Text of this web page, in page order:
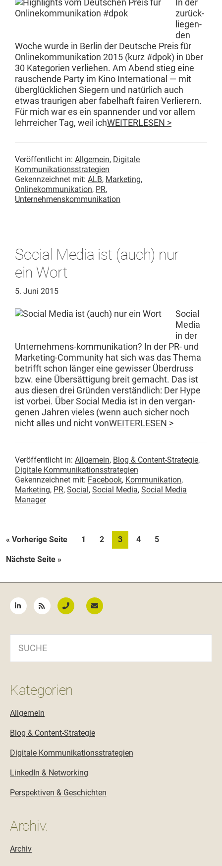
In der
zurück­
liegen­
den
Woche wurde in Berlin der Deutsche Preis für
Onlinekom­mu­nika­tion 2015 (kurz #dpok) in über
30 Kat­e­gorien ver­liehen. Am Abend stieg eine
rauschende Par­ty im Kino Inter­na­tion­al — mit
über­glück­lichen Siegern und natür­lich auch
etwas trau­ri­gen aber fabel­haft fairen Ver­lier­ern.
Für mich war es ein span­nen­der und vor allem
lehrre­ich­er Tag, weil ichWEITERLESEN >
Veröffentlicht in: Allgemein, Digitale
Kommunikationsstrategien
Gekennzeichnet mit: ALB, Marketing,
Onlinekommunikation, PR,
Unternehmenskommunikation
Social Media ist (auch) nur
ein Wort
5. Juni 2015
Social
Media
in der
Unternehmens-kom­­mu­nika­­tion? In der PR- und
Mar­ket­ing-Com­­mu­ni­­ty hat sich was das The­ma
bet­rifft schon länger eine gewiss­er Über­druss
bzw. eine Über­sät­ti­gung bre­it gemacht. Das ist
aus diesen drei Grün­den ver­ständlich: Der Hype
ist vor­bei. Über Social Media ist in den ver­gan­
genen Jahren vieles (wenn auch sich­er noch
nicht alles und nicht vonWEITERLESEN >
Veröffentlicht in: Allgemein, Blog & Content-Strategie,
Digitale Kommunikationsstrategien
Gekennzeichnet mit: Facebook, Kommunikation,
Marketing, PR, Social, Social Media, Social Media
Manager
« Vorherige Seiteaufrufen
Seite
1 Seite
2 Seite
3 Seite
4 Seite
5
Nächste Seite aufrufen
»
Kategorien
Allgemein
Blog & Content-Strategie
Digitale Kommunikationsstrategien
LinkedIn & Networking
Perspektiven & Geschichten
Archiv:
Archiv